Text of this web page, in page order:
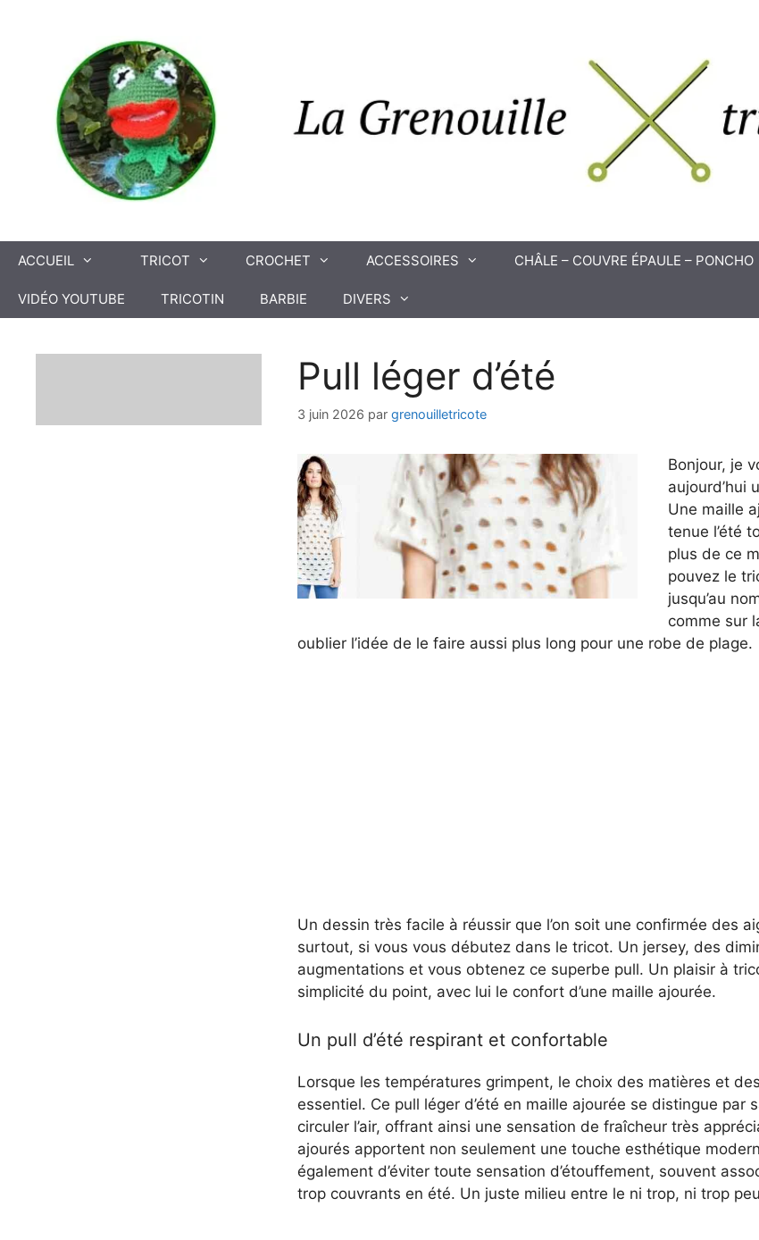
ACCUEIL TRICOT CROCHET ACCESSOIRES CHÂLE – COUVRE ÉPAULE – PONCHO
VIDÉO YOUTUBE TRICOTIN BARBIE DIVERS
Pull léger d’été
3 juin 2026 par grenouilletricote
Bonjour, je
aujourd’hui
Une maille
tenue l’été
plus de ce
pouvez le
jusqu’au
comme sur
oublier l’idée de le faire aussi plus long pour une robe de plage.
Un dessin très facile à réussir que l’on soit une confirmée des
surtout, si vous vous débutez dans le tricot. Un jersey, des
augmentations et vous obtenez ce superbe pull. Un plaisir à
simplicité du point, avec lui le confort d’une maille ajourée.
Un pull d’été respirant et confortable
Lorsque les températures grimpent, le choix des matières et
essentiel. Ce pull léger d’été en maille ajourée se distingue par
circuler l’air, offrant ainsi une sensation de fraîcheur très
ajourés apportent non seulement une touche esthétique
également d’éviter toute sensation d’étouffement, souvent
trop couvrants en été. Un juste milieu entre le ni trop, ni trop